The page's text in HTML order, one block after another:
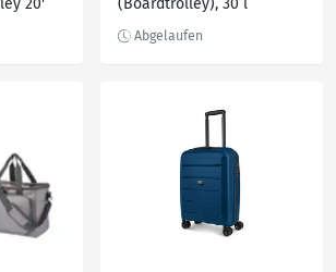
20'
(Boardtrolley), 30 l